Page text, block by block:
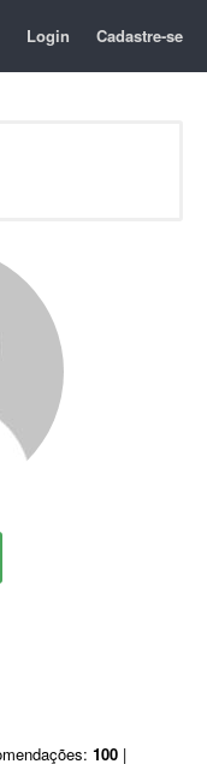
Login Cadastre-se
100 |